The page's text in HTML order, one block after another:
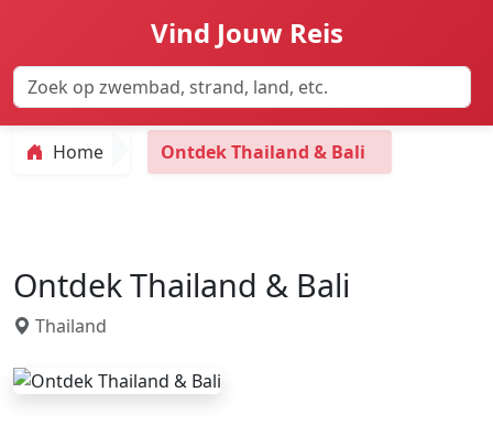
Vind Jouw Reis
Home Ontdek Thailand & Bali
Ontdek Thailand & Bali
Thailand